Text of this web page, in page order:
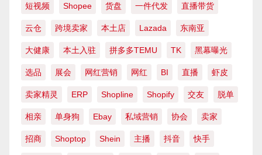
短视频 Shopee 货盘 一件代发 直播带货
云仓 跨境卖家 本土店 Lazada 东南亚
大健康 本土入驻 拼多多TEMU TK 黑幕曝光
选品 展会 网红营销 网红 BI 直播 虾皮
卖家精灵 ERP Shopline Shopify 交友 脱单
相亲 单身狗 Ebay 私域营销 协会 卖家
招商 Shoptop Shein 主播 抖音 快手